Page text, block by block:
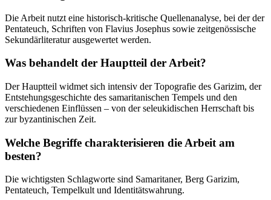
Die Arbeit nutzt eine historisch-kritische Quellenanalyse, bei der der
Pentateuch, Schriften von Flavius Josephus sowie zeitgenössische
Sekundärliteratur ausgewertet werden.
Was behandelt der Hauptteil der Arbeit?
Der Hauptteil widmet sich intensiv der Topografie des Garizim, der
Entstehungsgeschichte des samaritanischen Tempels und den
verschiedenen Einflüssen – von der seleukidischen Herrschaft bis
zur byzantinischen Zeit.
Welche Begriffe charakterisieren die Arbeit am
besten?
Die wichtigsten Schlagworte sind Samaritaner, Berg Garizim,
Pentateuch, Tempelkult und Identitätswahrung.